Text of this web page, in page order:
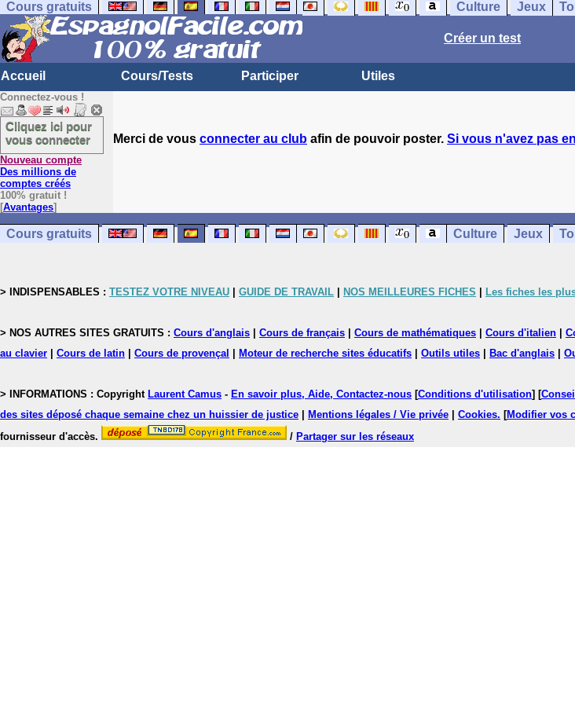
Cours gratuits Culture Jeux
Créer un test
Accueil Cours/Tests Participer Utiles
Connectez-vous !
Cliquez ici pour
vous connecter
Nouveau compte
Des millions de
comptes créés
100% gratuit !
[Avantages]
Merci de vous connecter au club afin de pouvoir poster. Si vous n'avez pas
Cours gratuits Culture Jeux
> INDISPENSABLES : TESTEZ VOTRE NIVEAU GUIDE DE TRAVAIL NOS MEILLEURES FICHES Les fiches les
> NOS AUTRES SITES GRATUITS : Cours d'anglais Cours de français Cours de mathématiques Cours d'italien
au clavier
Cours de latin Cours de provençal Moteur de recherche sites éducatifs Outils utiles Bac d'anglais
> INFORMATIONS : Copyright Laurent Camus - En savoir plus, Aide, Contactez-nous [Conditions d'utilisation] [
des sites déposé chaque semaine chez un huissier de justice
Mentions légales / Vie privée Cookies. [Modifier vos
fournisseur d'accès.
/ Partager sur les réseaux